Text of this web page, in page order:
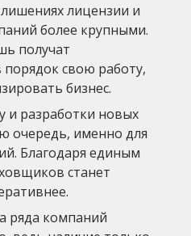
лицензии и
более крупными.
получат
свою работу,
бизнес.
и разработки новых
очередь, именно для
Благодаря единым
станет
ряда компаний